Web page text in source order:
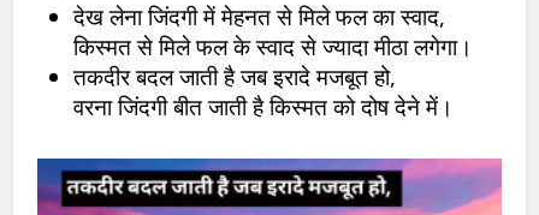
देख लेना जिंदगी में मेहनत से मिले फल का स्वाद,
किस्मत से मिले फल के स्वाद से ज्यादा मीठा लगेगा।
तकदीर बदल जाती है जब इरादे मजबूत हो,
वरना जिंदगी बीत जाती है किस्मत को दोष देने में।